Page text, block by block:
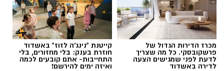
מכרז הדירות הגדול של
פרשקובסקי. כל מה שצריך
לדעת לפני שמגישים הצעה
לדירה באשדוד
קייטנת "נינג'ה לזוז" באשדוד
חוזרת בענק: בלי מחזורים, בלי
התחייבות- אתם קובעים לכמה
ואיזה ימים להירשם!